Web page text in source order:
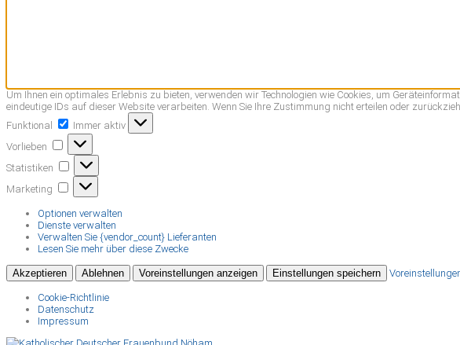
Um Ihnen ein optimales Erlebnis zu bieten, verwenden wir Technologien wie Cookies, um
eindeutige IDs auf dieser Website verarbeiten. Wenn Sie Ihre Zustimmung nicht erteilen oder
Funktional
Immer aktiv
Vorlieben
Vorlieben
Statistiken
Statistiken
Marketing
Marketing
Optionen verwalten
Dienste verwalten
Verwalten Sie {vendor_count} Lieferanten
Lesen Sie mehr über diese Zwecke
Akzeptieren Ablehnen Voreinstellungen anzeigen Einstellungen speichern
Cookie-Richtlinie
Datenschutz
Impressum